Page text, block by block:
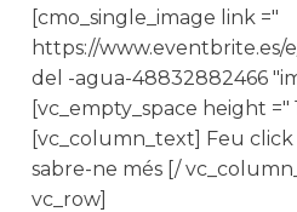
[cmo_single_image link ="
https://www.eventbrite.es/
del -agua-48832882466
[vc_empty_space height ="
[vc_column_text] Feu
sabre-ne més [/
vc_row]